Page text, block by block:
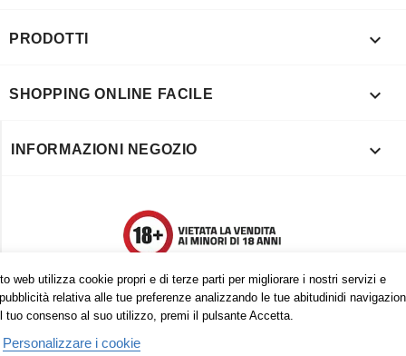
web utilizza cookie propri e di terze parti per migliorare i nostri servizi e
relativa alle tue preferenze analizzando le tue abitudinidi
tuo consenso al suo utilizzo, premi il pulsante Accetta.
Personalizzare i cookie
PRODOTTI 
SHOPPING ONLINE FACILE 
INFORMAZIONI NEGOZIO 